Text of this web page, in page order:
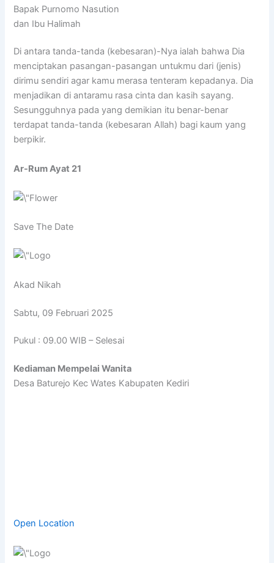
Bapak Purnomo Nasution
dan Ibu Halimah
Di antara tanda-tanda (kebesaran)-Nya ialah bahwa Dia
menciptakan pasangan-pasangan untukmu dari (jenis)
dirimu sendiri agar kamu merasa tenteram kepadanya. Dia
menjadikan di antaramu rasa cinta dan kasih sayang.
Sesungguhnya pada yang demikian itu benar-benar
terdapat tanda-tanda (kebesaran Allah) bagi kaum yang
berpikir.
Ar-Rum Ayat 21
Save The Date
Akad Nikah
Sabtu, 09 Februari 2025
Pukul : 09.00 WIB – Selesai
Kediaman Mempelai Wanita
Desa Baturejo Kec Wates Kabupaten Kediri
Open Location